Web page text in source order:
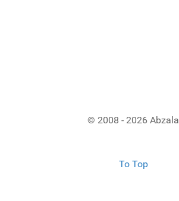
© 2008 - 2026 Abzala
To Top